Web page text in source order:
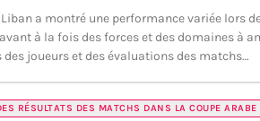
Liban a montré une performance variée lors
à la fois des forces et des domaines à
joueurs et des évaluations des matchs…
RÉSULTATS DES MATCHS DANS LA COUPE